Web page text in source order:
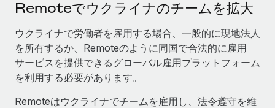
Remoteでウクライナのチームを拡大
ウクライナで労働者を雇用する場合、一般的に現地法人
を所有するか、Remoteのように同国で合法的に雇用
サービスを提供できるグローバル雇用プラットフォーム
を利用する必要があります。
Remoteはウクライナでチームを雇用し、法令遵守を維